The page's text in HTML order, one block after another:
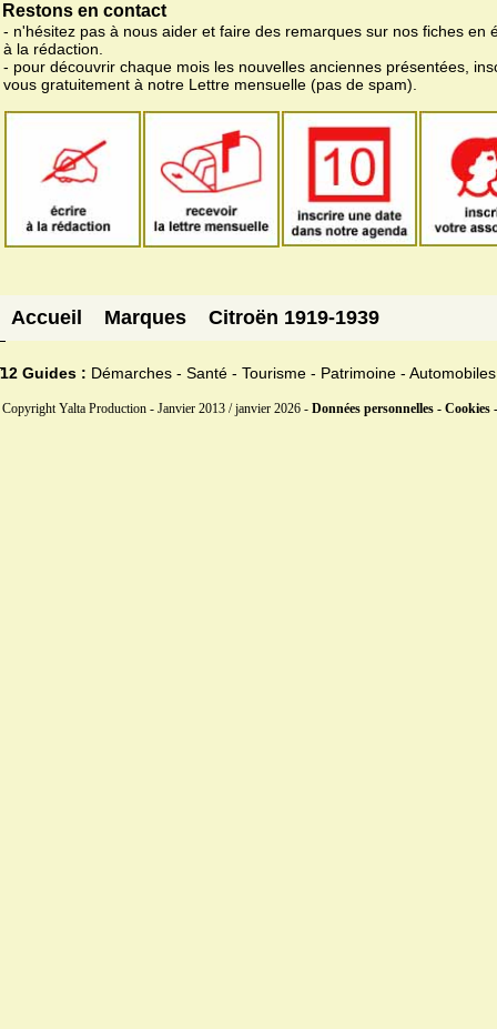
Restons en contact
- n'hésitez pas à nous aider et faire des remarques sur nos fiches en
à la rédaction.
- pour découvrir chaque mois les nouvelles anciennes présentées,
vous gratuitement à notre Lettre mensuelle (pas de spam).
Accueil Marques Citroën 1919-1939
12 Guides : Démarches - Santé - Tourisme - Patrimoine - Automobiles
Copyright Yalta Production - Janvier 2013 / janvier 2026 - Données personnelles - Cookies